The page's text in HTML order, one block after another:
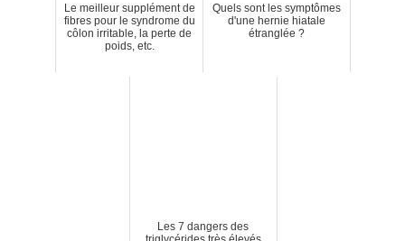
Le meilleur supplément de
fibres pour le syndrome du
côlon irritable, la perte de
poids, etc.
Quels sont les symptômes
d'une hernie hiatale
étranglée ?
Les 7 dangers des